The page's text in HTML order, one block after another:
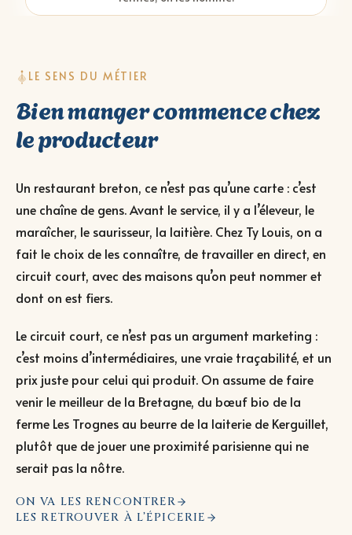
LE SENS DU MÉTIER
Bien manger commence chez
le producteur
Un restaurant breton, ce n’est pas qu’une carte : c’est
une chaîne de gens. Avant le service, il y a l’éleveur, le
maraîcher, le saurisseur, la laitière. Chez Ty Louis, on a
fait le choix de les connaître, de travailler en direct, en
circuit court, avec des maisons qu’on peut nommer et
dont on est fiers.
Le circuit court, ce n’est pas un argument marketing :
c’est moins d’intermédiaires, une vraie traçabilité, et un
prix juste pour celui qui produit. On assume de faire
venir le meilleur de la Bretagne, du bœuf bio de la
ferme Les Trognes au beurre de la laiterie de Kerguillet,
plutôt que de jouer une proximité parisienne qui ne
serait pas la nôtre.
ON VA LES RENCONTRER
LES RETROUVER À L’ÉPICERIE